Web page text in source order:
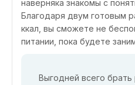
наверняка знакомы с
Благодаря двум готовым
ккал, вы сможете не
питании, пока будете
Выгодней всего